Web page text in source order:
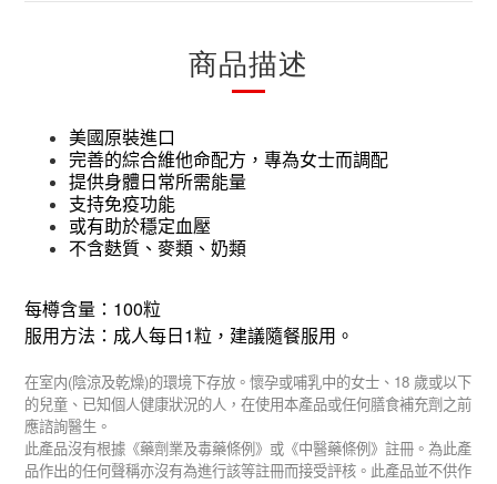
商品描述
美國原裝進口
完善的綜合維他命配方，專為女士而調配
提供身體日常所需能量
支持免疫功能
或有助於穩定血壓
不含麩質、麥類、奶類
每樽含量： 100粒
服用方法：成人每日 1粒， 建議隨餐服用。
在室内(陰涼及乾燥)的環境下存放。懷孕或哺乳中的女士、 18 歲或以下
的兒童、已知個人健康狀況的人，在使用本產品或任何膳食補充劑之前
應諮詢醫生。
此產品沒有根據《藥劑業及毒藥條例》或《中醫藥條例》註冊。為此產
品作出的任何聲稱亦沒有為進行該等註冊而接受評核。此產品並不供作